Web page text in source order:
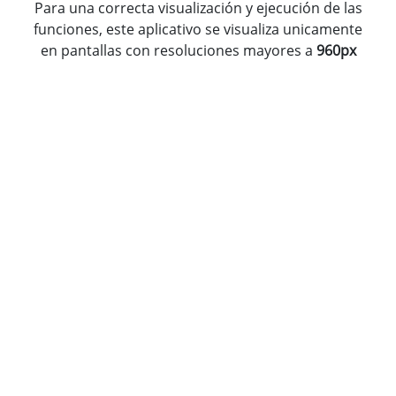
Para una correcta visualización y ejecución de las
funciones, este aplicativo se visualiza unicamente
en pantallas con resoluciones mayores a 960px